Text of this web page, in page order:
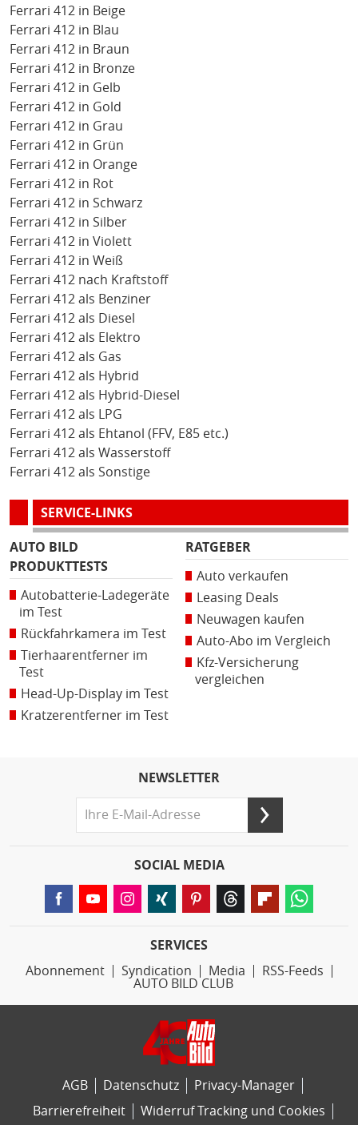
Ferrari 412 in Beige
Ferrari 412 in Blau
Ferrari 412 in Braun
Ferrari 412 in Bronze
Ferrari 412 in Gelb
Ferrari 412 in Gold
Ferrari 412 in Grau
Ferrari 412 in Grün
Ferrari 412 in Orange
Ferrari 412 in Rot
Ferrari 412 in Schwarz
Ferrari 412 in Silber
Ferrari 412 in Violett
Ferrari 412 in Weiß
Ferrari 412 nach Kraftstoff
Ferrari 412 als Benziner
Ferrari 412 als Diesel
Ferrari 412 als Elektro
Ferrari 412 als Gas
Ferrari 412 als Hybrid
Ferrari 412 als Hybrid-Diesel
Ferrari 412 als LPG
Ferrari 412 als Ehtanol (FFV, E85 etc.)
Ferrari 412 als Wasserstoff
Ferrari 412 als Sonstige
SERVICE-LINKS
AUTO BILD
PRODUKTTESTS
Autobatterie-Ladegeräte
im Test
Rückfahrkamera im Test
Tierhaarentferner im
Test
Head-Up-Display im Test
Kratzerentferner im Test
RATGEBER
Auto verkaufen
Leasing Deals
Neuwagen kaufen
Auto-Abo im Vergleich
Kfz-Versicherung
vergleichen
NEWSLETTER
SOCIAL MEDIA
SERVICES
Abonnement
Syndication Media
RSS-Feeds
AUTO BILD CLUB
AGB Datenschutz
Privacy-Manager
Barrierefreiheit
Widerruf Tracking und Cookies